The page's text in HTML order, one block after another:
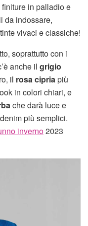
in palladio e
da indossare,
vivaci e classiche!
soprattutto con i
anche il grigio
il rosa cipriapiù
in colori chiari, e
che darà luce e
più semplici.
inverno2023